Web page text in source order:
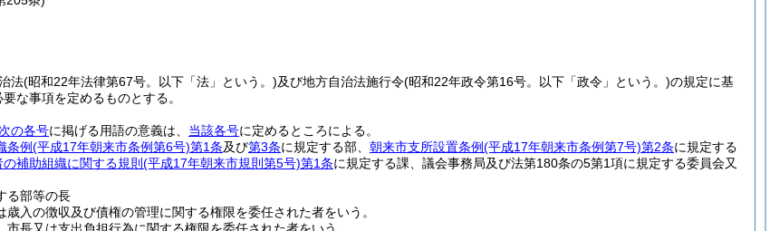
法(昭和22年法律第67号。以下「法」という。)及び地方自治法施行令(昭和22年政令第16号。以下「政令」という。)の規定に基
な事項を定めるものとする。
次の各号に掲げる用語の意義は、 当該各号に定めるところによる。
条例(平成17年朝来市条例第6号)第1条及び第3条に規定する部、 朝来市支所設置条例(平成17年朝来市条例第7号)第2条に規定する
補助組織に関する規則 (平成17年朝来市規則第5号)第1条に規定する課、議会事務局及び法第180条の5第1項に規定する委員会又
る部等の長
入の徴収及び債権の管理に関する権限を委任された者をいう。